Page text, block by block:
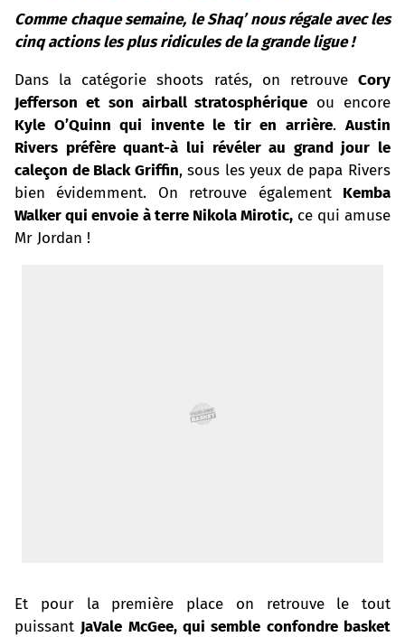
a
c
e
b
o
o
k
i
t
t
e
r
h
a
t
s
a
p
i
n
t
e
e
n
k
e
I
m
a
i
l
m
b
l
r
Comme chaque semaine, le Shaq’ nous régale avecles
cinq actions les plus ridicules de la grande ligue!
Dans la catégorie shoots ratés, on retrouve Cory
Jefferson et son airball stratosphérique ou encore
Kyle O’Quinn qui invente le tir en arrière. Austin
Rivers préfère quant-à lui révéler au grand jour le
caleçon de Black Griffin, sous les yeux de papa Rivers
bien évidemment. On retrouve également Kemba
Walker qui envoie à terre Nikola Mirotic, ce qui amuse
Mr Jordan !
Et pour la première place on retrouve le tout
puissant JaVale McGee, qui semble confondre basket